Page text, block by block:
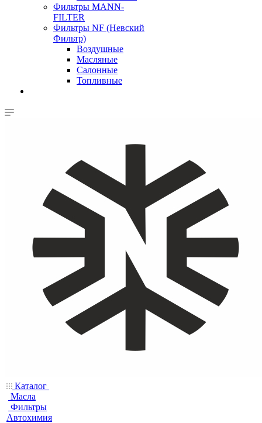
Фильтры MANN-
FILTER
Фильтры NF (Невский
Фильтр)
Воздушные
Масляные
Салонные
Топливные
Каталог
Масла
Фильтры
Автохимия